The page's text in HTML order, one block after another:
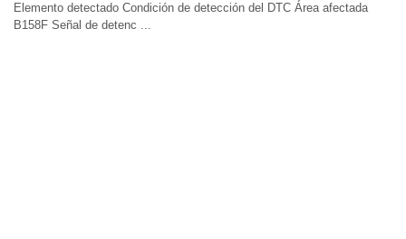
Elemento detectado Condición de detección del DTC Área afectada
B158F Señal de detenc ...